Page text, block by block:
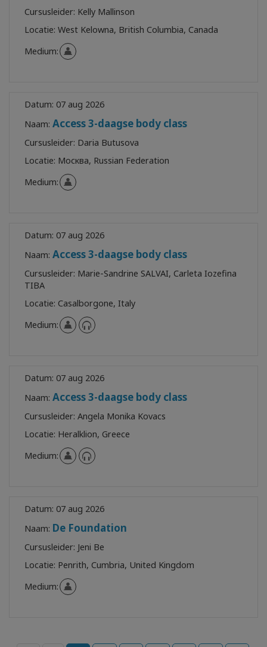
Cursusleider: Kelly Mallinson
Locatie: West Kelowna, British Columbia, Canada
Medium:
Datum: 07 aug 2026
Naam: Access 3-daagse body class
Cursusleider: Daria Butusova
Locatie: Москва, Russian Federation
Medium:
Datum: 07 aug 2026
Naam: Access 3-daagse body class
Cursusleider: Marie-Sandrine SALVAI, Carleta Iozefina
TIBA
Locatie: Casalborgone, Italy
Medium:
Datum: 07 aug 2026
Naam: Access 3-daagse body class
Cursusleider: Angela Monika Kovacs
Locatie: Heralklion, Greece
Medium:
Datum: 07 aug 2026
Naam: De Foundation
Cursusleider: Jeni Be
Locatie: Penrith, Cumbria, United Kingdom
Medium: